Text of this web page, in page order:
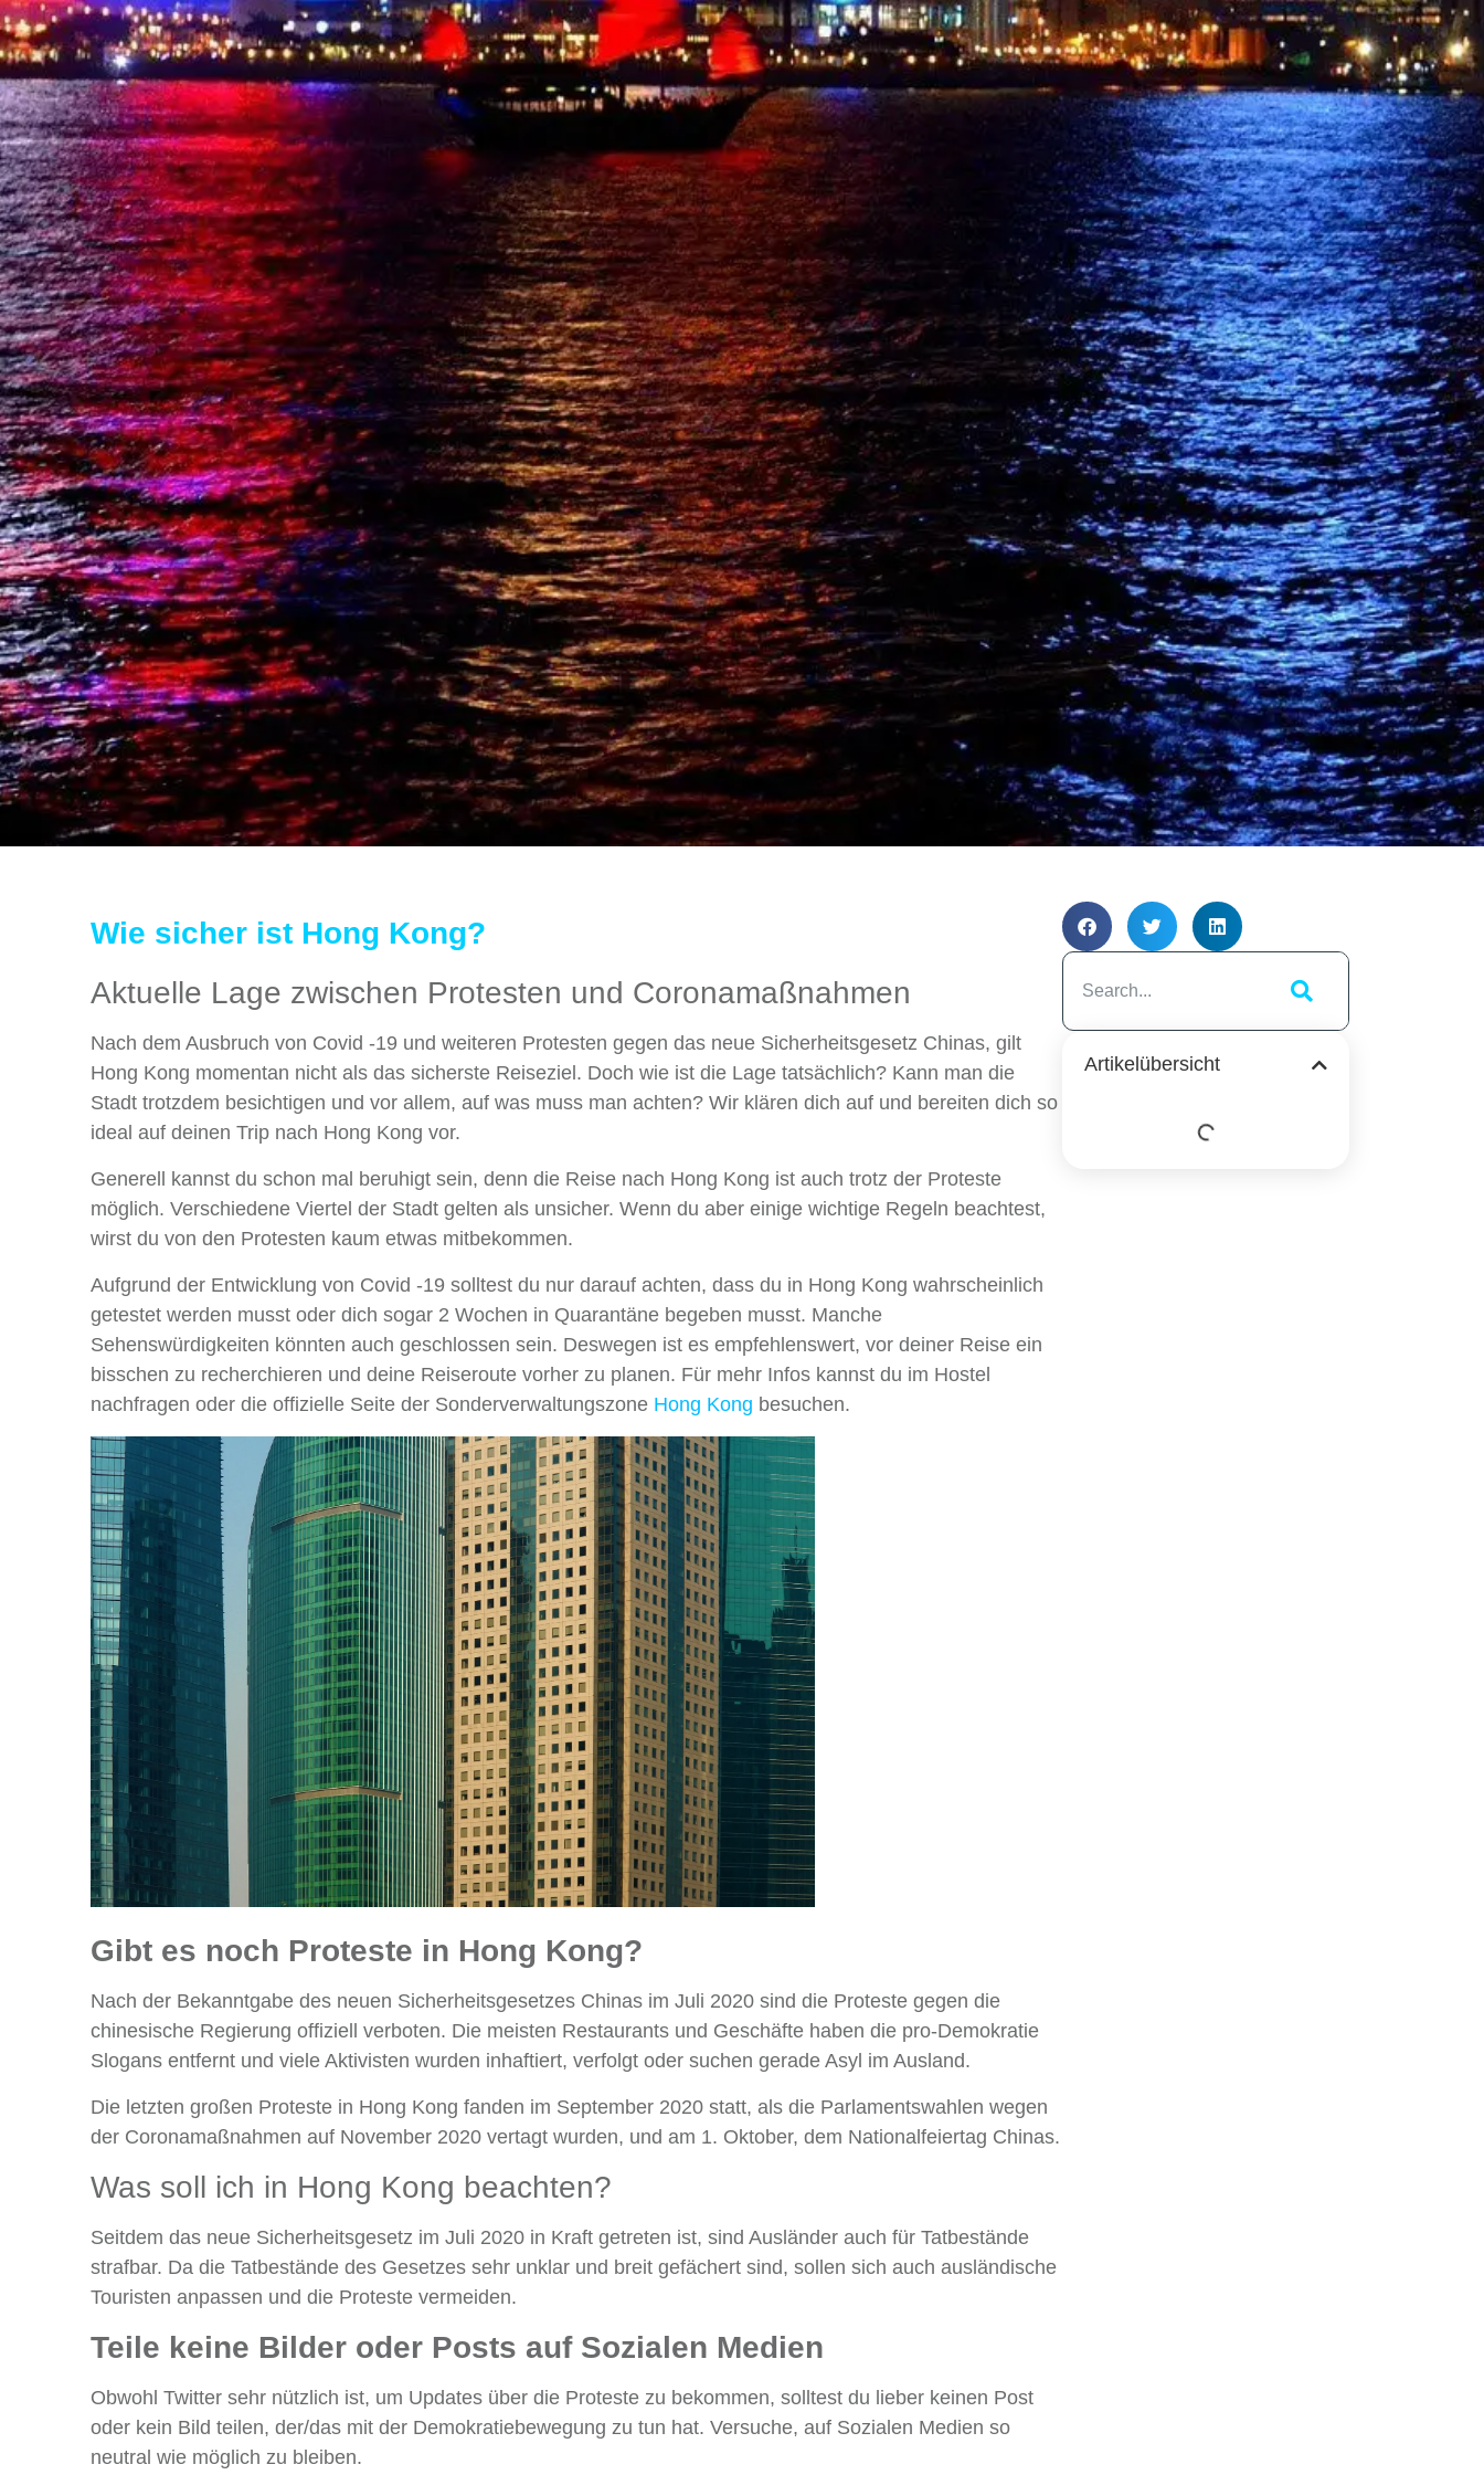
Wie sicher ist Hong Kong?
Aktuelle Lage zwischen Protesten und Coronamaßnahmen
Nach dem Ausbruch von Covid -19 und weiteren Protesten gegen das neue Sicherheitsgesetz Chinas, gilt
Hong Kong momentan nicht als das sicherste Reiseziel. Doch wie ist die Lage tatsächlich? Kann man die
Stadt trotzdem besichtigen und vor allem, auf was muss man achten? Wir klären dich auf und bereiten dich so
ideal auf deinen Trip nach Hong Kong vor.
Generell kannst du schon mal beruhigt sein, denn die Reise nach Hong Kong ist auch trotz der Proteste
möglich. Verschiedene Viertel der Stadt gelten als unsicher. Wenn du aber einige wichtige Regeln beachtest,
wirst du von den Protesten kaum etwas mitbekommen.
Aufgrund der Entwicklung von Covid -19 solltest du nur darauf achten, dass du in Hong Kong wahrscheinlich
getestet werden musst oder dich sogar 2 Wochen in Quarantäne begeben musst. Manche
Sehenswürdigkeiten könnten auch geschlossen sein. Deswegen ist es empfehlenswert, vor deiner Reise ein
bisschen zu recherchieren und deine Reiseroute vorher zu planen. Für mehr Infos kannst du im Hostel
nachfragen oder die offizielle Seite der Sonderverwaltungszone Hong Kong besuchen.
Gibt es noch Proteste in Hong Kong?
Nach der Bekanntgabe des neuen Sicherheitsgesetzes Chinas im Juli 2020 sind die Proteste gegen die
chinesische Regierung offiziell verboten. Die meisten Restaurants und Geschäfte haben die pro-Demokratie
Slogans entfernt und viele Aktivisten wurden inhaftiert, verfolgt oder suchen gerade Asyl im Ausland.
Die letzten großen Proteste in Hong Kong fanden im September 2020 statt, als die Parlamentswahlen wegen
der Coronamaßnahmen auf November 2020 vertagt wurden, und am 1. Oktober, dem Nationalfeiertag Chinas.
Was soll ich in Hong Kong beachten?
Seitdem das neue Sicherheitsgesetz im Juli 2020 in Kraft getreten ist, sind Ausländer auch für Tatbestände
strafbar. Da die Tatbestände des Gesetzes sehr unklar und breit gefächert sind, sollen sich auch ausländische
Touristen anpassen und die Proteste vermeiden.
Teile keine Bilder oder Posts auf Sozialen Medien
Obwohl Twitter sehr nützlich ist, um Updates über die Proteste zu bekommen, solltest du lieber keinen Post
oder kein Bild teilen, der/das mit der Demokratiebewegung zu tun hat. Versuche, auf Sozialen Medien so
neutral wie möglich zu bleiben.
Artikelübersicht